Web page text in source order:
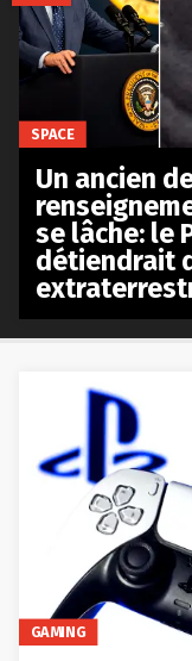
GAMING
SPACE
Un ancien
se lâche: le
détiendrait